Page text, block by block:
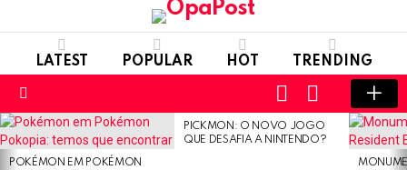
LATEST POPULAR HOT TRENDING
SWITCH
SKIN
LOGIN
LATEST
STORIES
POKÉMON EM POKÉMON
PICKMON: O NOVO JOGO
QUE DESAFIA A NINTENDO?